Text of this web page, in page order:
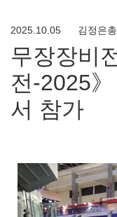
2025.10.05 김정은
무장장비
전-2025
서 참가